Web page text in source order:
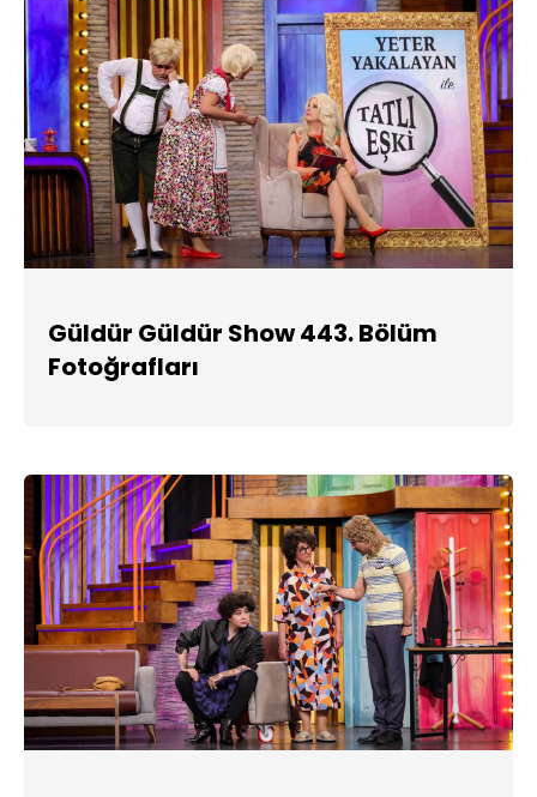
Güldür Güldür Show 443. Bölüm
Fotoğrafları